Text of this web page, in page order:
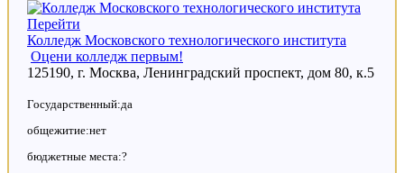
Перейти
Колледж Московского технологического института
Оцени колледж первым!
125190, г. Москва, Ленинградский проспект, дом 80, к.5
Государственный:да
общежитие:нет
бюджетные места:?